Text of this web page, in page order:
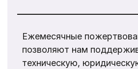
Ежемесячные
позволяют нам
техническую,